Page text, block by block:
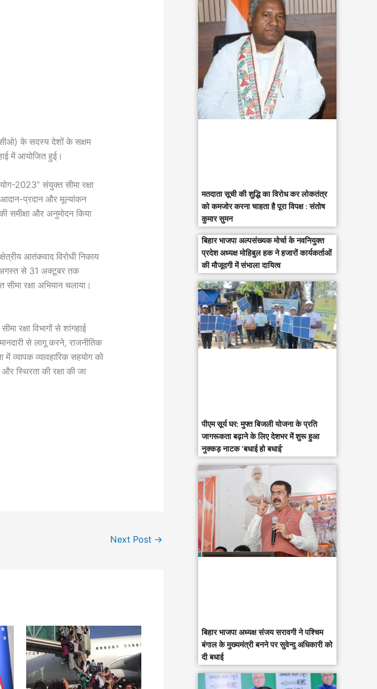
के सदस्य देशों के सक्षम
में आयोजित हुई।
2023” संयुक्त सीमा रक्षा
आदान-प्रदान और मूल्यांकन
समीक्षा और अनुमोदन किया
आतंकवाद विरोधी निकाय
से 31 अक्टूबर तक
रक्षा अभियान चलाया।
रक्षा विभागों से शांगहाई
से लागू करने, राजनीतिक
व्यापक व्यावहारिक सहयोग को
स्थिरता की रक्षा की जा
Next Post →
मतदाता सूची की शुद्धि का विरोध कर लोकतंत्र
को कमजोर करना चाहता है पूरा विपक्ष : संतोष
कुमार सुमन
बिहार भाजपा अल्पसंख्यक मोर्चा के नवनियुक्त
प्रदेश अध्यक्ष मोहिबुल हक ने हजारों कार्यकर्ताओं
की मौजूदगी में संभाला दायित्व
पीएम सूर्य घर: मुफ्त बिजली योजना के प्रति
जागरूकता बढ़ाने के लिए देशभर में शुरू हुआ
नुक्कड़ नाटक ‘बधाई हो बधाई’
‎बिहार भाजपा अध्यक्ष संजय सरावगी ने पश्चिम
बंगाल के मुख्यमंत्री बनने पर सुवेन्दु अधिकारी को
दी बधाई